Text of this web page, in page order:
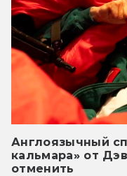
Англоязычный
кальмара» от
отменить